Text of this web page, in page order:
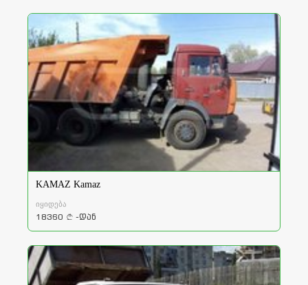
KAMAZ Kamaz
იყიდება
18360 a -დან